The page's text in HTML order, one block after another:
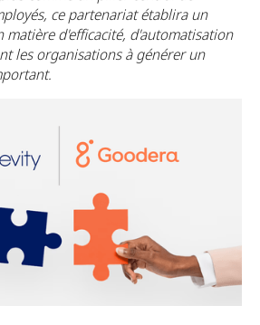
ce partenariat établira un
matière d'efficacité, d'automatisation
les organisations à générer un